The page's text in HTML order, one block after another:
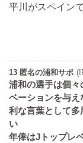
平川がスペイン
13 匿名の浦和サポ
浦和の選手は個
ベーションを与
利な言葉として
い
年俸はJトップレ